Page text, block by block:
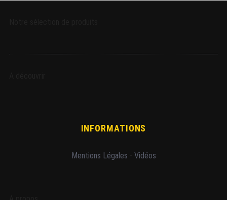
INFORMATIONS
Mentions Légales Vidéos